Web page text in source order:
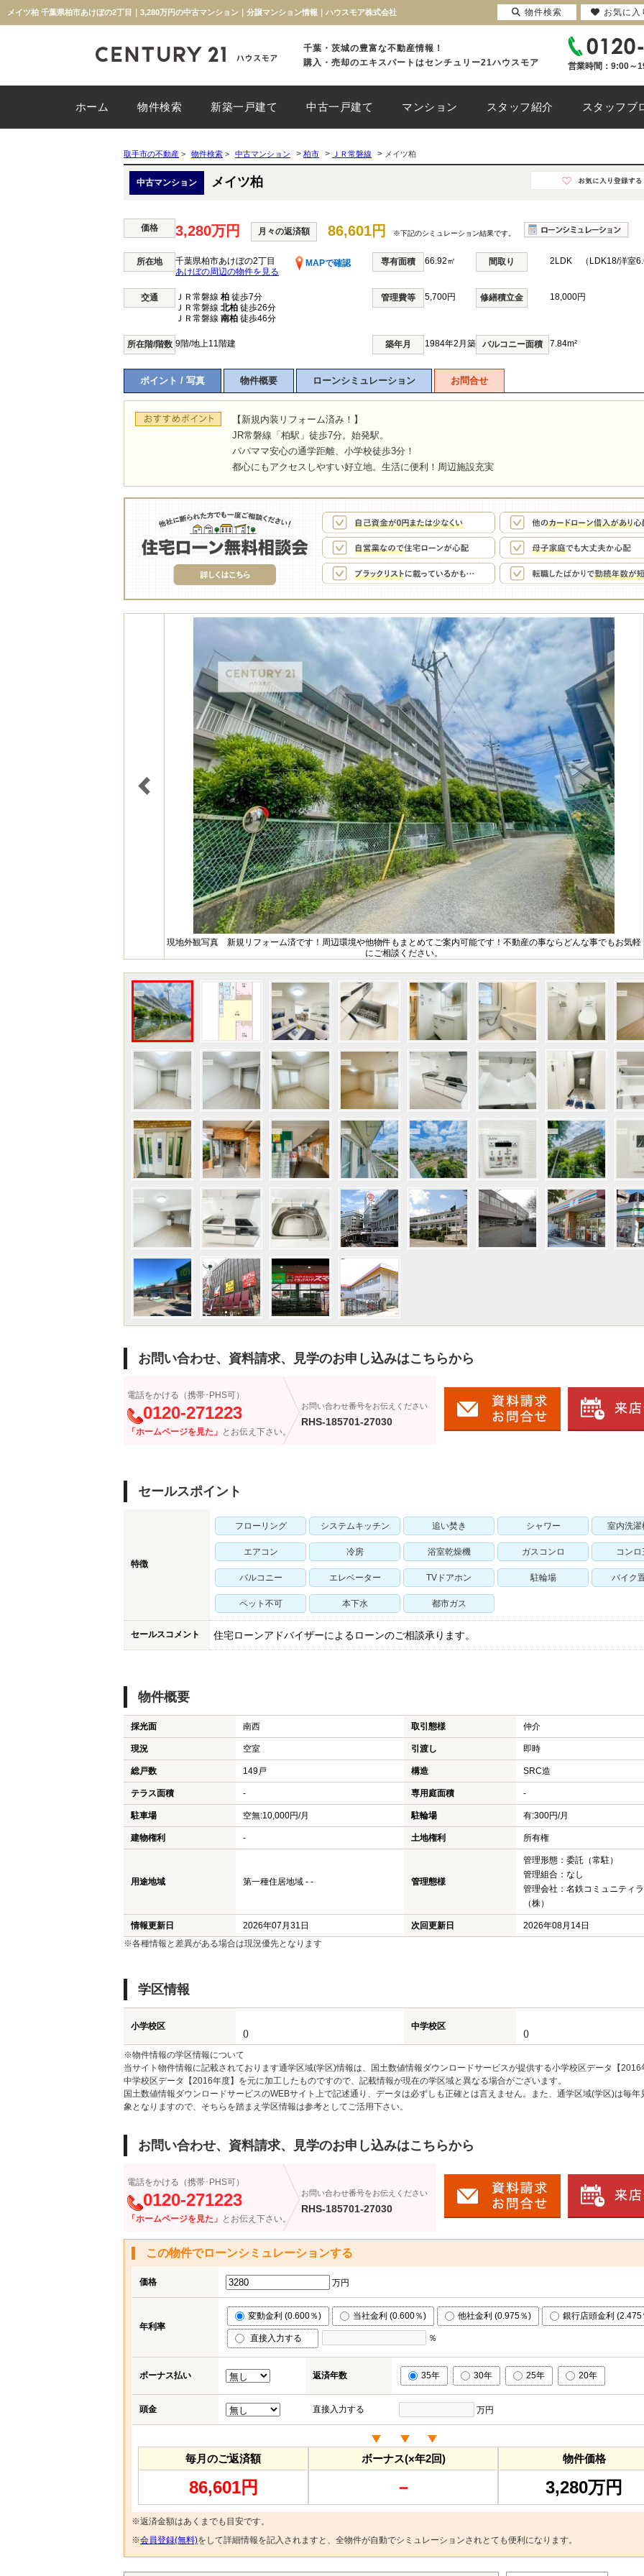
メイツ柏 千葉県柏市あけぼの2丁目｜3,280万円の中古マンション｜分譲マンション情報｜ハウスモア株式会社
千葉・茨城の豊富な不動産情報！
購入・売却のエキスパートはセンチュリー21ハウスモア
営業時間：9:00～
ホーム 物件検索 新築一戸建て 中古一戸建て マンション スタッフ紹介 スタッフブ
取手市の不動産 > 物件検索 > 中古マンション > 柏市 > ＪＲ常磐線 > メイツ柏
中古マンション メイツ柏
価格 3,280万円 月々の返済額 86,601円 ※下記のシミュレーション結果です。
所在地 千葉県柏市あけぼの2丁目
MAPで確認
あけぼの周辺の物件を見る
専有面積 66.92㎡ 間取り 2LDK （LDK18/洋室
交通 ＪＲ常磐線 柏 徒歩7分
ＪＲ常磐線 北柏 徒歩26分
ＪＲ常磐線 南柏 徒歩46分
管理費等 5,700円 修繕積立金 18,000円
所在階/階数 9階/地上11階建 築年月 1984年2月築 バルコニー面積 7.84m²
ポイント / 写真 物件概要 ローンシミュレーション お問合せ
【新規内装リフォーム済み！】
JR常磐線「柏駅」徒歩7分。始発駅。
パパママ安心の通学距離、小学校徒歩3分！
都心にもアクセスしやすい好立地。生活に便利！周辺施設充実
現地外観写真 新規リフォーム済です！周辺環境や他物件もまとめてご案内可能です！不動産の事ならどんな事でもお気軽
にご相談ください。
お問い合わせ、資料請求、見学のお申し込みはこちらから
電話をかける（携帯･PHS可）
0120-271223
「ホームページを見た」 とお伝え下さい。
お問い合わせ番号をお伝えください
RHS-185701-27030
セールスポイント
特徴
フローリング システムキッチン 追い焚き シャワー 室内洗濯
エアコン 冷房 浴室乾燥機 ガスコンロ コンロ
バルコニー エレベーター TVドアホン 駐輪場 バイク
ペット不可 本下水 都市ガス
セールスコメント 住宅ローンアドバイザーによるローンのご相談承ります。
物件概要
採光面 南西 取引態様 仲介
現況 空室 引渡し 即時
総戸数 149戸 構造 SRC造
テラス面積 - 専用庭面積 -
駐車場 空無:10,000円/月 駐輪場 有:300円/月
建物権利 - 土地権利 所有権
用途地域 第一種住居地域 - - 管理態様
管理形態：委託（常駐）
管理組合：なし
管理会社：名鉄コミュニティ
（株）
情報更新日 2026年07月31日 次回更新日
2026年08月14日
※各種情報と差異がある場合は現況優先となります
学区情報
小学校区
()
中学校区
()
※物件情報の学区情報について
当サイト物件情報に記載されております通学区域(学区)情報は、国土数値情報ダウンロードサービスが提供する小学校区データ【2016
中学校区データ【2016年度】を元に加工したものですので、記載情報が現在の学区域と異なる場合がございます。
国土数値情報ダウンロードサービスのWEBサイト上で記述通り、データは必ずしも正確とは言えません。また、通学区域(学区)は毎年
象となりますので、そちらを踏まえ学区情報は参考としてご活用下さい。
お問い合わせ、資料請求、見学のお申し込みはこちらから
電話をかける（携帯･PHS可）
0120-271223
「ホームページを見た」 とお伝え下さい。
お問い合わせ番号をお伝えください
RHS-185701-27030
この物件でローンシミュレーションする
価格 万円
年利率
変動金利 (0.600％) 当社金利 (0.600％) 他社金利 (0.975％) 銀行店頭金利 (2.475
直接入力する ％
ボーナス払い 返済年数 35年 30年 25年 20年
頭金 直接入力する 万円
毎月のご返済額
86,601円
ボーナス(×年2回)
－
物件価格
3,280万円
※返済金額はあくまでも目安です。
※会員登録(無料)をして詳細情報を記入されますと、全物件が自動でシミュレーションされとても便利になります。
物件検索 お気に入